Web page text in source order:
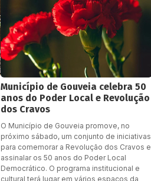
Município de Gouveia celebra 50
anos do Poder Local e Revolução
dos Cravos
O Município de Gouveia promove, no
próximo sábado, um conjunto de iniciativas
para comemorar a Revolução dos Cravos e
assinalar os 50 anos do Poder Local
Democrático. O programa institucional e
cultural terá lugar em vários espaços da